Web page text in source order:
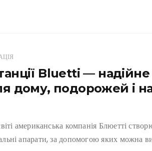
Bluetti —
дому, подорожей і
американська компанія Блюетті
апарати, за допомогою яких можна